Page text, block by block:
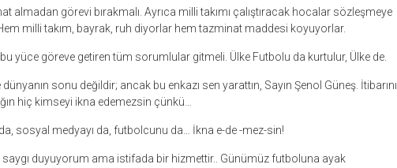
almadan görevi bırakmalı. Ayrıca milli takımı çalıştıracak hocalar sözleşmeye
milli takım, bayrak, ruh diyorlar hem tazminat maddesi koyuyorlar.
yüce göreve getiren tüm sorumlular gitmeli. Ülke Futbolu da kurtulur, Ülke de.
sonu değildir; ancak bu enkazı sen yarattın, Sayın Şenol Güneş. İtibarını
hiç kimseyi ikna edemezsin çünkü…
sosyal medyayı da, futbolcunu da… İkna e-de -mez-sin!
saygı duyuyorum ama istifada bir hizmettir.. Günümüz futboluna ayak